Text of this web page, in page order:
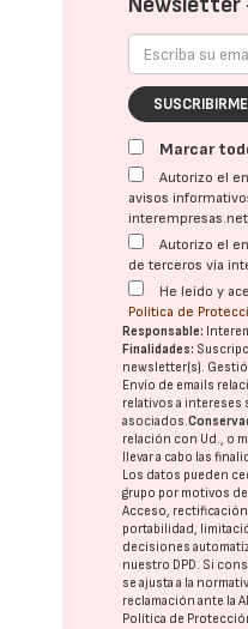
Newsletter
Marcar
Autorizo el
avisos
interempresas.net
Autorizo el
de terceros vía
He leído y
Política de
Responsable:
Finalidades:
newsletter(s).
Envío de emails
relativos a intereses
asociados.
relación con Ud., o
llevar a cabo las
Los datos pueden
grupo por motivos
Acceso,
portabilidad,
decisiones
nuestro DPD. Si
se ajusta a la
reclamación ante la
Política de